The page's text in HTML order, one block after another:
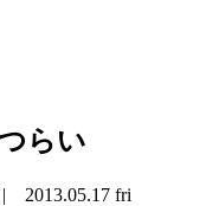
らい
2013.05.17 fri